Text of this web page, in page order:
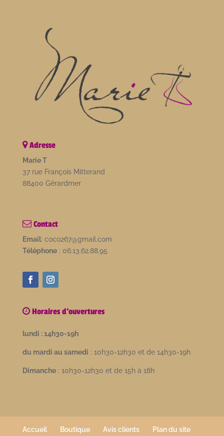
Adresse
Marie T
37 rue François Mitterand
88400 Gérardmer
Contact
Email: coco267@gmail.com
Téléphone: 06.13.62.88.95
Horaires d'ouvertures
lundi : 14h30-19h
du mardi au samedi : 10h30-12h30 et de 14h30-19h
Dimanche: 10h30-12h30 et de 15h à 18h
Accueil Boutique Avis clients Plan du site